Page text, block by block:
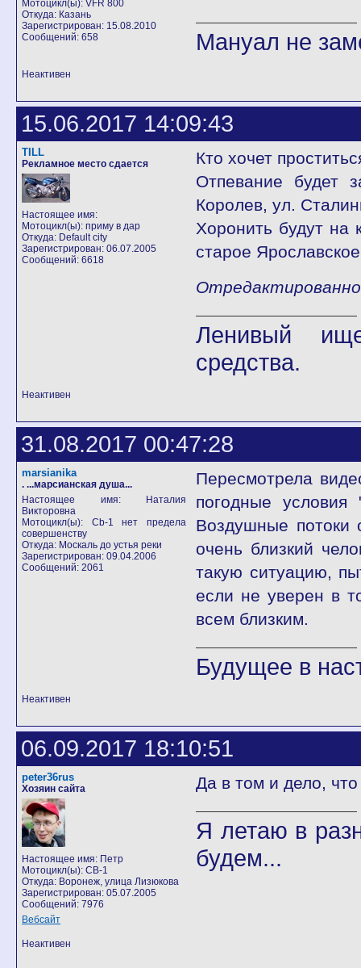
Мотоцикл(ы): VFR 800
Откуда: Казань
Зарегистрирован: 15.08.2010
Сообщений: 658
Мануал не
Неактивен
15.06.2017 14:09:43
TILL
Рекламное место сдается
Настоящее имя:
Мотоцикл(ы): приму в дар
Откуда: Default city
Зарегистрирован: 06.07.2005
Сообщений: 6618
Кто хочет
Отпевание будет
Королев, ул.
Хоронить будут
старое
Ленивый
средства.
Неактивен
31.08.2017 00:47:28
marsianika
. ...марсианская душа...
Настоящее имя: Наталия
Викторовна
Мотоцикл(ы): Cb-1 нет предела
совершенству
Откуда: Москаль до устья реки
Зарегистрирован: 09.04.2006
Сообщений: 2061
Пересмотрела
погодные
Воздушные
очень близкий
такую ситуацию,
если не уверен в
всем близким.
Будущее в
Неактивен
06.09.2017 18:10:51
peter36rus
Хозяин сайта
Настоящее имя: Петр
Мотоцикл(ы): CB-1
Откуда: Воронеж, улица Лизюкова
Зарегистрирован: 05.07.2005
Сообщений: 7976
Вебсайт
Да в том и дело,
Я летаю в
будем...
Неактивен